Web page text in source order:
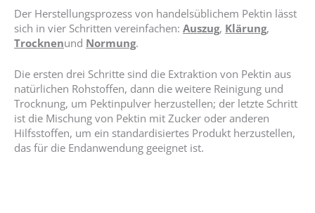
5
v
Der Herstellungsprozess von handelsüblichem Pektin lässt
sich in vier Schritten vereinfachen: Auszug, Klärung,
Trocknenund Normung.
Die ersten drei Schritte sind die Extraktion von Pektin aus
natürlichen Rohstoffen, dann die weitere Reinigung und
Trocknung, um Pektinpulver herzustellen; der letzte Schritt
ist die Mischung von Pektin mit Zucker oder anderen
Hilfsstoffen, um ein standardisiertes Produkt herzustellen,
das für die Endanwendung geeignet ist.